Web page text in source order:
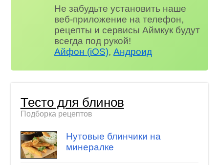
Не забудьте установить наше
веб-приложение на телефон,
рецепты и сервисы Аймкук будут
всегда под рукой!
Айфон (iOS),Андроид
Тесто для блинов
Подборка рецептов
Нутовые блинчики на
минералке